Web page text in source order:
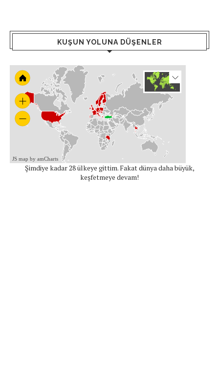
KUŞUN YOLUNA DÜŞENLER
JS map by amCharts
Şimdiye kadar 28 ülkeye gittim. Fakat dünya daha büyük,
keşfetmeye devam!